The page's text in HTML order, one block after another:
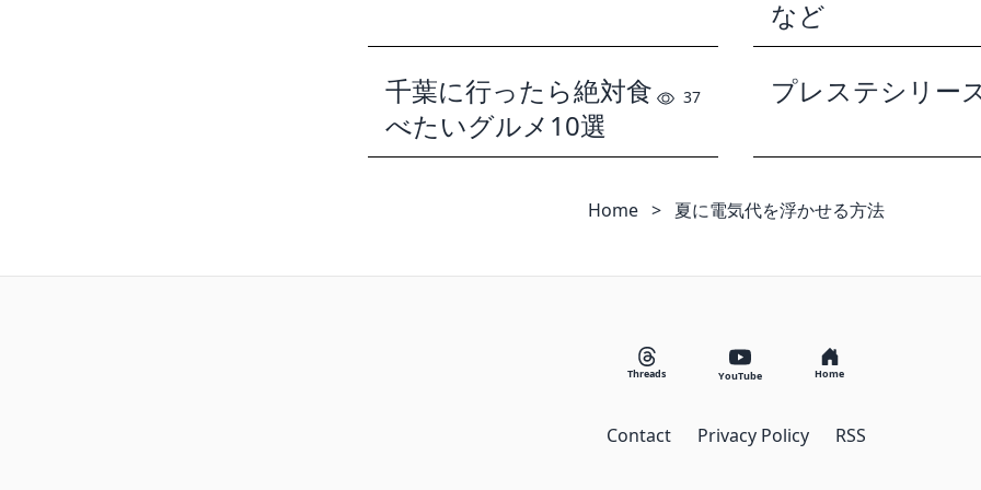
など
千葉に行ったら絶対食
べたいグルメ10選
37 プレステシリー
Home > 夏に電気代を浮かせる方法
Threads YouTube Home
Contact Privacy Policy RSS